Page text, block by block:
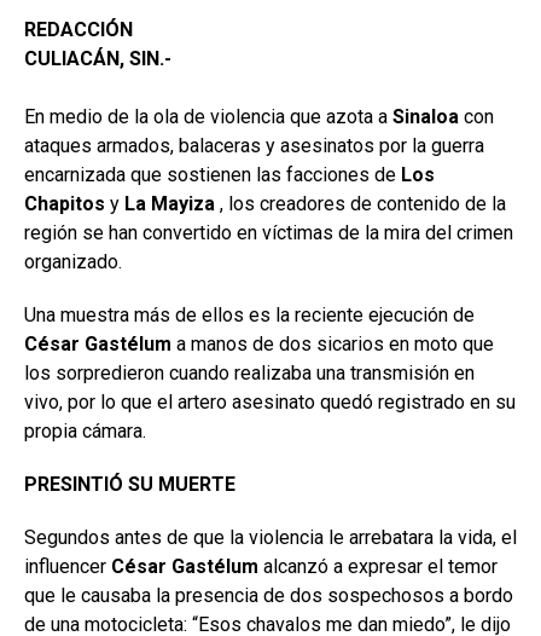
REDACCIÓN
CULIACÁN, SIN.-
En medio de la ola de violencia que azota a Sinaloa con
ataques armados, balaceras y asesinatos por la guerra
encarnizada que sostienen las facciones de Los
Chapitos y La Mayiza , los creadores de contenido de la
región se han convertido en víctimas de la mira del crimen
organizado.
Una muestra más de ellos es la reciente ejecución de
César Gastélum a manos de dos sicarios en moto que
los sorpredieron cuando realizaba una transmisión en
vivo, por lo que el artero asesinato quedó registrado en su
propia cámara.
PRESINTIÓ SU MUERTE
Segundos antes de que la violencia le arrebatara la vida, el
influencer César Gastélum alcanzó a expresar el temor
que le causaba la presencia de dos sospechosos a bordo
de una motocicleta: “Esos chavalos me dan miedo”, le dijo